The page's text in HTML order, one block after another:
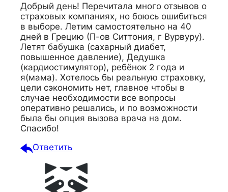
Добрый день! Перечитала много отзывов о
страховых компаниях, но боюсь ошибиться
в выборе. Летим самостоятельно на 40
дней в Грецию (П-ов Ситтония, г Вурвуру).
Летят бабушка (сахарный диабет,
повышенное давление), Дедушка
(кардиостимулятор), ребёнок 2 года и
я(мама). Хотелось бы реальную страховку,
цели сэкономить нет, главное чтобы в
случае необходимости все вопросы
оперативно решались, и по возможности
была бы опция вызова врача на дом.
Спасибо!
Ответить